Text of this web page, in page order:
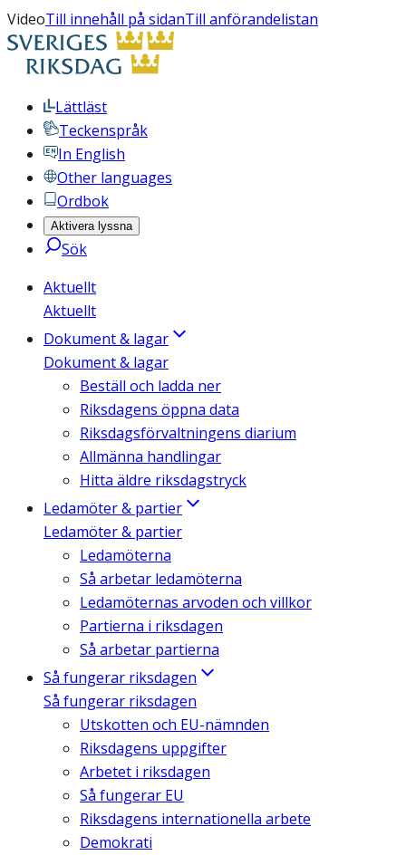
VideoTill innehåll på sidanTill anförandelistan
Lättläst
Teckenspråk
In English
Other languages
Ordbok
Aktivera lyssna
Sök
Aktuellt
Aktuellt
Dokument & lagar
Dokument & lagar
Beställ och ladda ner
Riksdagens öppna data
Riksdagsförvaltningens diarium
Allmänna handlingar
Hitta äldre riksdagstryck
Ledamöter & partier
Ledamöter & partier
Ledamöterna
Så arbetar ledamöterna
Ledamöternas arvoden och villkor
Partierna i riksdagen
Så arbetar partierna
Så fungerar riksdagen
Så fungerar riksdagen
Utskotten och EU-nämnden
Riksdagens uppgifter
Arbetet i riksdagen
Så fungerar EU
Riksdagens internationella arbete
Demokrati